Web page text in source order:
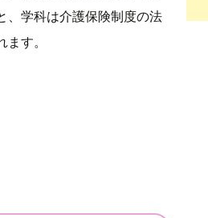
、学科は介護保険制度の法
す。